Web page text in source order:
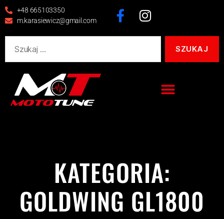
+48 665103350
m.karasiewicz@gmail.com
KATEGORIA:
GOLDWING GL1800